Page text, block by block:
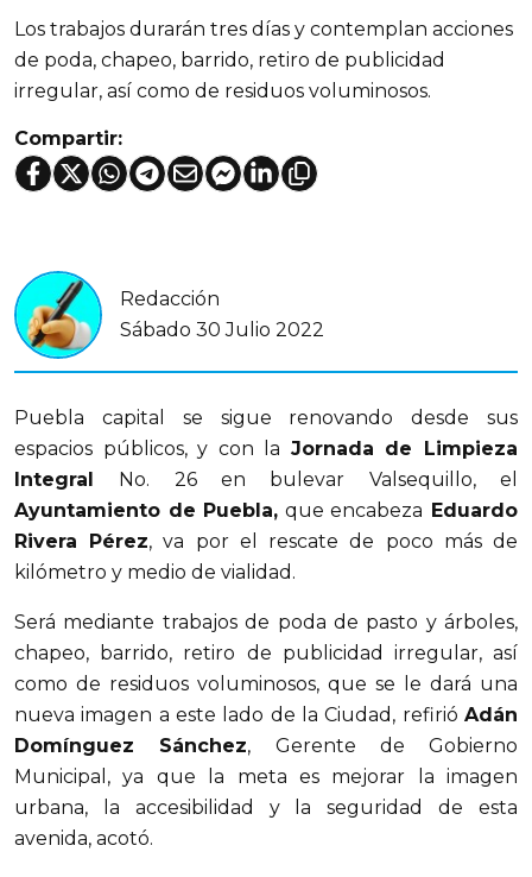
Los trabajos durarán tres días y contemplan acciones
de poda, chapeo, barrido, retiro de publicidad
irregular, así como de residuos voluminosos.
Compartir:
Redacción
Sábado 30 Julio 2022
Puebla capital se sigue renovando desde sus
espacios públicos, y con la Jornada de Limpieza
Integral
No. 26 en bulevar Valsequillo, el
Ayuntamiento de Puebla, que encabeza Eduardo
Rivera Pérez, va por el rescate de poco más de
kilómetro y medio de vialidad.
Será mediante trabajos de poda de pasto y árboles,
chapeo, barrido, retiro de publicidad irregular, así
como de residuos voluminosos, que se le dará una
nueva imagen a este lado de la Ciudad, refirió Adán
Domínguez Sánchez, Gerente de Gobierno
Municipal, ya que la meta es mejorar la imagen
urbana, la accesibilidad y la seguridad de esta
avenida, acotó.